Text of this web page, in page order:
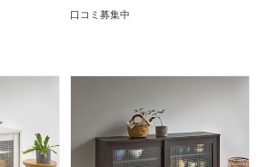
口コミ募集中